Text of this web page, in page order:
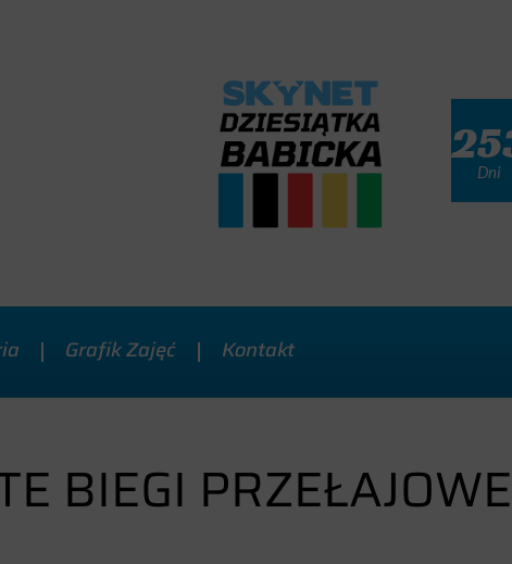
Dni
Grafik Zajęć Kontakt
BIEGI PRZEŁAJOWE